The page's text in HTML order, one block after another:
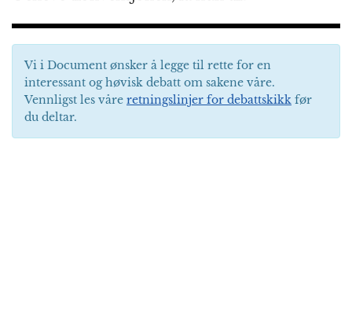
Vi i Document ønsker å legge til rette for en
interessant og høvisk debatt om sakene våre.
Vennligst les våre retningslinjer for debattskikk før
du deltar.